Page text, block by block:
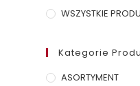
WSZYSTKIE
Kategorie
ASORTYMENT